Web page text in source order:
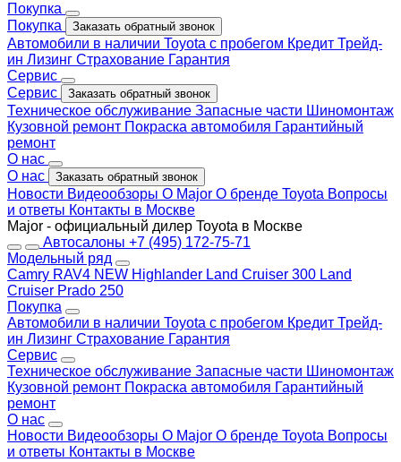
Покупка
Покупка
Заказать обратный звонок
Автомобили в наличии Toyota с пробегом Кредит Трейд-
ин Лизинг Страхование Гарантия
Сервис
Сервис
Заказать обратный звонок
Техническое обслуживание Запасные части Шиномонтаж
Кузовной ремонт Покраска автомобиля Гарантийный
ремонт
О нас
О нас
Заказать обратный звонок
Новости Видеообзоры О Major О бренде Toyota Вопросы
и ответы Контакты в Москве
Major - официальный дилер Toyota в Москве
Автосалоны +7 (495) 172-75-71
Модельный ряд
Camry RAV4 NEW Highlander Land Cruiser 300 Land
Cruiser Prado 250
Покупка
Автомобили в наличии Toyota с пробегом Кредит Трейд-
ин Лизинг Страхование Гарантия
Сервис
Техническое обслуживание Запасные части Шиномонтаж
Кузовной ремонт Покраска автомобиля Гарантийный
ремонт
О нас
Новости Видеообзоры О Major О бренде Toyota Вопросы
и ответы Контакты в Москве